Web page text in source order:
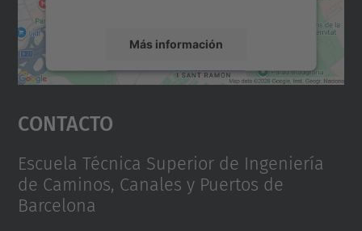
Más información
Aceptar
powered by
Contacto
Escuela Técnica Superior de Ingeniería
de Caminos, Canales y Puertos de
Barcelona